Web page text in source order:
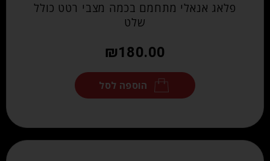
פלאג אנאלי מתחמם בכמה מצבי רטט כולל
שלט
₪180.00
הוספה לסל